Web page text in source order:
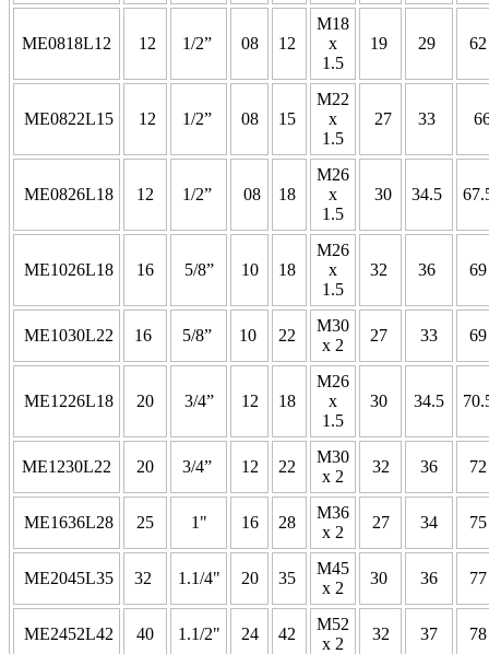
ME0818L12 12 1/2” 08 12
M18
x
1.5
19 29
ME0822L15 12 1/2” 08 15
M22
x
1.5
27 33
ME0826L18 12 1/2” 08 18
M26
x
1.5
30 34.5
ME1026L18 16 5/8” 10 18
M26
x
1.5
32 36
ME1030L22 16 5/8” 10 22
M30
x 2
27 33
ME1226L18 20 3/4” 12 18
M26
x
1.5
30 34.5
ME1230L22 20 3/4” 12 22
M30
x 2
32 36
ME1636L28 25 1" 16 28
M36
x 2
27 34
ME2045L35 32 1.1/4" 20 35
M45
x 2
30 36
ME2452L42 40 1.1/2" 24 42
M52
x 2
32 37